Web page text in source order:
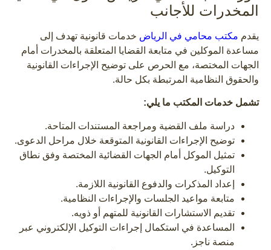
المخدرات للأجانب
يقدم مكتب محامي في الرياض خدمات قانونية تهدف إلى
مساعدة الموكلين في متابعة القضايا المتعلقة بالمخدرات أمام
الجهات المختصة، مع الحرص على توضيح الإجراءات القانونية
والحقوق النظامية المرتبطة بكل حالة.
تشمل خدمات المكتب ما يلي:
دراسة ملف القضية ومراجعة المستندات المتاحة.
توضيح الإجراءات القانونية المتوقعة خلال مراحل الدعوى.
تمثيل الموكل أمام الجهات القضائية المختصة وفق نطاق
التوكيل.
إعداد المذكرات والدفوع القانونية اللازمة.
متابعة مواعيد الجلسات والإجراءات النظامية.
تقديم الاستشارات القانونية للمتهم أو ذويه.
المساعدة في استكمال إجراءات التوكيل الإلكتروني عبر
منصة ناجز.